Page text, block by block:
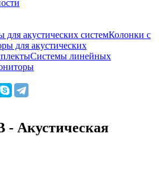
для акустических системКолонки с
для акустических
Системы линейных
- Акустическая